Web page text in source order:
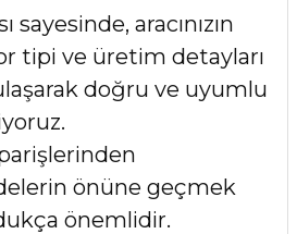
sayesinde, aracınızın
tipi ve üretim detayları
doğru ve uyumlu
önüne geçmek
önemlidir.